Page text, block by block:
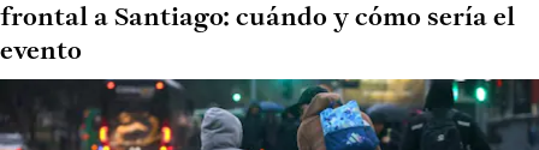
frontal a Santiago: cuándo y cómo sería el
evento